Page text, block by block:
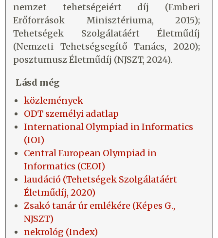
nemzet tehetségeiért díj (Emberi
Erőforrások Minisztériuma, 2015);
Tehetségek Szolgálatáért Életműdíj
(Nemzeti Tehetségsegítő Tanács, 2020);
posztumusz Életműdíj (NJSZT, 2024).
Lásd még
közlemények
ODT személyi adatlap
International Olympiad in Informatics
(IOI)
Central European Olympiad in
Informatics (CEOI)
laudáció (Tehetségek Szolgálatáért
Életműdíj, 2020)
Zsakó tanár úr emlékére (Képes G.,
NJSZT)
nekrológ (Index)